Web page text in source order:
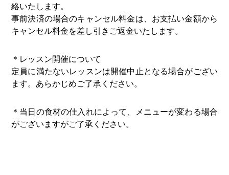
絡いたします。
事前決済の場合のキャンセル料金は、お支払い金額から
キャンセル料金を差し引きご返金いたします。
＊レッスン開催について
定員に満たないレッスンは開催中止となる場合がござい
ます。あらかじめご了承ください。
＊当日の食材の仕入れによって、メニューが変わる場合
がございますがご了承ください。